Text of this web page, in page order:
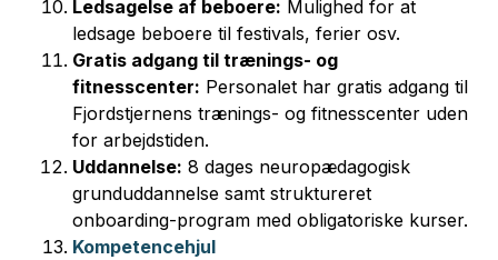
Ledsagelse af beboere: Mulighed for at
ledsage beboere til festivals, ferier osv.
Gratis adgang til trænings- og
fitnesscenter: Personalet har gratis adgang til
Fjordstjernens trænings- og fitnesscenter uden
for arbejdstiden.
Uddannelse: 8 dages neuropædagogisk
grunduddannelse samt struktureret
onboarding-program med obligatoriske kurser.
Kompetencehjul